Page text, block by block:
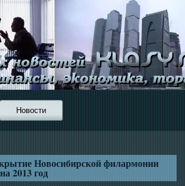
Новости
Новосибирской филармонии
2013 год